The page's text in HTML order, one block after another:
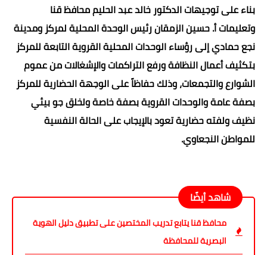
بناء على توجيهات الدكتور خالد عبد الحليم محافظ قنا
وتعليمات أ. حسين الزمقان رئيس الوحدة المحلية لمركز ومدينة
نجع حمادي إلى رؤساء الوحدات المحلية القروية التابعة للمركز
بتكثيف أعمال النظافة ورفع التراكمات والإشغالات من عموم
الشوارع والتجمعات، وذلك حفاظاً على الوجهة الحضارية للمركز
بصفة عامة والوحدات القروية بصفة خاصة ولخلق جو بيئي
نظيف ولفته حضارية تعود بالإيجاب على الحالة النفسية
للمواطن النجعاوي.
شاهد أيضًا
محافظ قنا يتابع تدريب المختصين على تطبيق دليل الهوية
البصرية للمحافظة